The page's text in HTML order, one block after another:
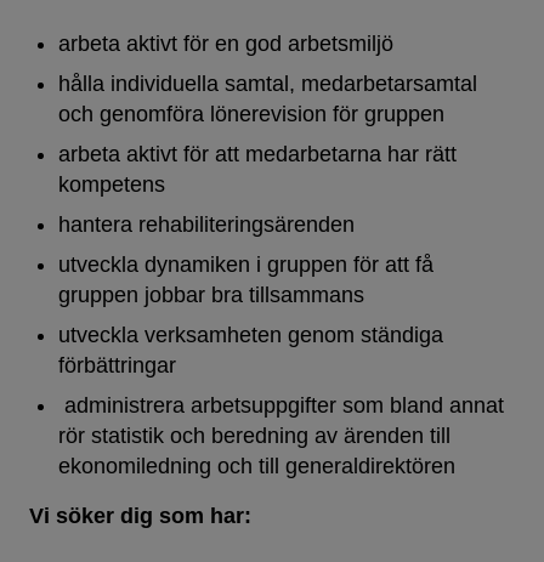
arbeta aktivt för en god arbetsmiljö
hålla individuella samtal, medarbetarsamtal
och genomföra lönerevision för gruppen
arbeta aktivt för att medarbetarna har rätt
kompetens
hantera rehabiliteringsärenden
utveckla dynamiken i gruppen för att få
gruppen jobbar bra tillsammans
utveckla verksamheten genom ständiga
förbättringar
administrera arbetsuppgifter som bland annat
rör statistik och beredning av ärenden till
ekonomiledning och till generaldirektören
Vi söker dig som har: